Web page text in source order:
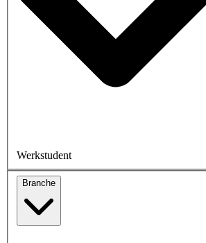
Werkstudent
Branche